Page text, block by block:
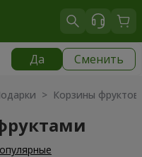
Да Сменить
> Корзины фруктов